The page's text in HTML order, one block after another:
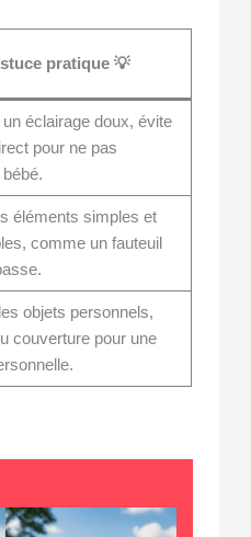
pratique 💡
un éclairage doux, évite
pour ne pas
éléments simples et
comme un fauteuil
objets personnels,
couverture pour une